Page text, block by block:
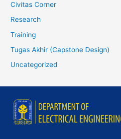
Civitas Corner
Research
Training
Tugas Akhir (Capstone Design)
Uncategorized